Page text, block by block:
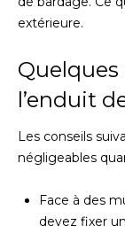
extérieure.
Quelques
l’enduit
Les conseils
négligeables
Face à des
devez fixer